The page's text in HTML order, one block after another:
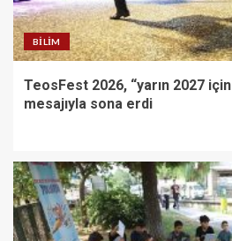
BILIM
TeosFest 2026, “yarın 2027
mesajıyla sona erdi